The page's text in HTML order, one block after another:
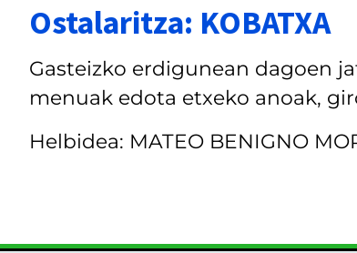
Ostalaritza: KOBATXA
Gasteizko erdigunean dagoen
menuak edota etxeko anoak,
Helbidea: MATEO BENIGNO